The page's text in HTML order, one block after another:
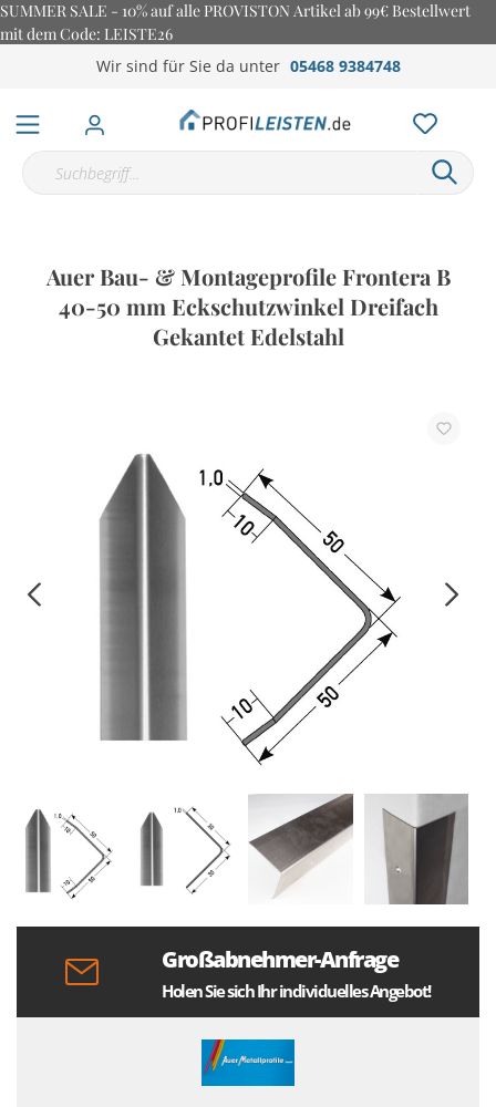
SUMMER SALE - 10% auf alle PROVISTON Artikel ab 99€ Bestellwert
mit dem Code: LEISTE26
Wir sind für Sie da unter 05468 9384748
Auer Bau- & Montageprofile Frontera B
40-50 mm Eckschutzwinkel Dreifach
Gekantet Edelstahl
Großabnehmer-Anfrage
Holen Sie sich Ihr individuelles Angebot!